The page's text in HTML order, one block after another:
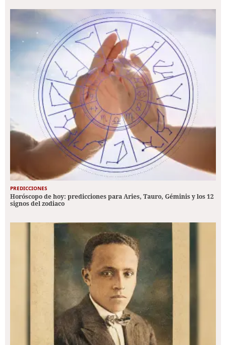
PREDICCIONES
Horóscopo de hoy: predicciones para Aries, Tauro, Géminis y los 12
signos del zodiaco